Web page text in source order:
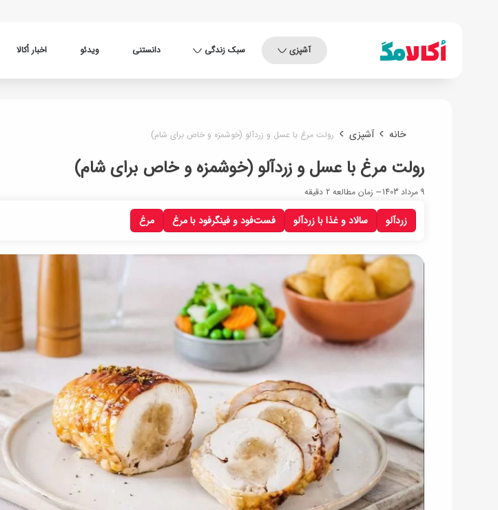
آشپزی سبک زندگی دانستنی ویدئو اخبار اُکالا
خانه آشپزی رولت مرغ با عسل و زردآلو (خوشمزه و خاص برای شام)
زردآلو سالاد و غذا با زردآلو فست‌فود و فینگرفود با مرغ مرغ
رولت مرغ با عسل و زردآلو (خوشمزه و خاص برای شام)
9 مرداد 1403 زمان مطالعه 2 دقیقه